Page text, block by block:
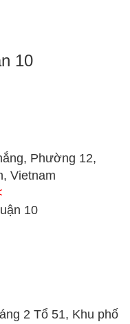
10
Phường 12,
Vietnam
10
2 Tổ 51, Khu phố